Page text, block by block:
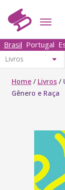
Brasil Portugal
Home / Livros /
Gênero e Raça